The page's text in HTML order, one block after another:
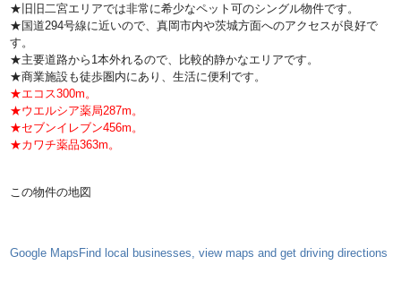
★旧旧二宮エリアでは非常に希少なペット可のシングル物件です。
★国道294号線に近いので、真岡市内や茨城方面へのアクセスが良好で
す。
★主要道路から1本外れるので、比較的静かなエリアです。
★商業施設も徒歩圏内にあり、生活に便利です。
★エコス300m。
★ウエルシア薬局287m。
★セブンイレブン456m。
★カワチ薬品363m。
この物件の地図
Google Maps Find local businesses, view maps and get driving directions